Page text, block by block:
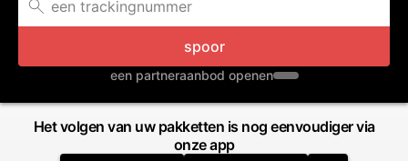
spoor
een partneraanbod openen
Het volgen van uw pakketten is nog eenvoudiger via
onze app